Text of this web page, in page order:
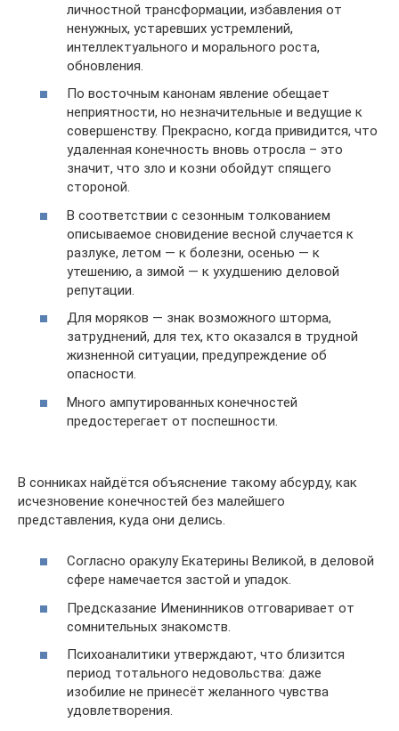
личностной трансформации, избавления от
ненужных, устаревших устремлений,
интеллектуального и морального роста,
обновления.
По восточным канонам явление обещает
неприятности, но незначительные и ведущие к
совершенству. Прекрасно, когда привидится, что
удаленная конечность вновь отросла – это
значит, что зло и козни обойдут спящего
стороной.
В соответствии с сезонным толкованием
описываемое сновидение весной случается к
разлуке, летом — к болезни, осенью — к
утешению, а зимой — к ухудшению деловой
репутации.
Для моряков — знак возможного шторма,
затруднений, для тех, кто оказался в трудной
жизненной ситуации, предупреждение об
опасности.
Много ампутированных конечностей
предостерегает от поспешности.
В сонниках найдётся объяснение такому абсурду, как
исчезновение конечностей без малейшего
представления, куда они делись.
Согласно оракулу Екатерины Великой, в деловой
сфере намечается застой и упадок.
Предсказание Именинников отговаривает от
сомнительных знакомств.
Психоаналитики утверждают, что близится
период тотального недовольства: даже
изобилие не принесёт желанного чувства
удовлетворения.